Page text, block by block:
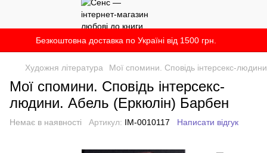
Безкоштовна доставка по Україні від 1500 грн.
Художня література Мої спомини. Сповідь інтерсекс-
Мої спомини. Сповідь інтерсекс-
людини. Абель (Еркюлін) Барбен
Немає в наявності Артикул: IM-0010117 Написати відгук